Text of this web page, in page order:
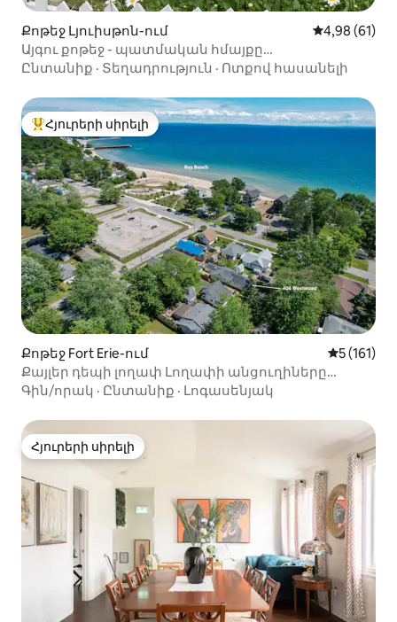
Քոթեջ Լյուիսթոն-ում Միջին
4,98 (61)
Այգու քոթեջ - պատմական հմայքը
համապատասխանում է ժամանակակից
Ընտանիք · Տեղադրություն · Ոտքով հասանելի
Հյուրերի սիրելի լավագույն տները
Հյուրերի սիրելի
Քոթեջ Fort Erie-ում Միջին
5 (161)
Քայլեր դեպի լողափ Լողափի անցուղիները
ներառված են
Գին/որակ · Ընտանիք · Լոգասենյակ
Հյուրերի սիրելի
Հյուրերի սիրելի